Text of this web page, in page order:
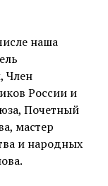
наша
Член
России и
Почетный
мастер
и народных